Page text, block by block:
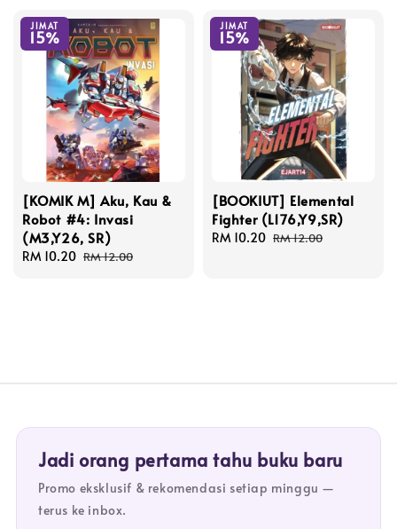
JIMAT
15%
[KOMIK M] Aku, Kau &
Robot #4: Invasi
(M3,Y26, SR)
Sale
RM 10.20 Regular
RM 12.00
JIMAT
15%
[BOOKIUT] Elemental
Fighter (L176,Y9,SR)
Sale
RM 10.20 Regular
RM 12.00
Jadi orang pertama tahu buku baru
Promo eksklusif & rekomendasi setiap minggu —
terus ke inbox.